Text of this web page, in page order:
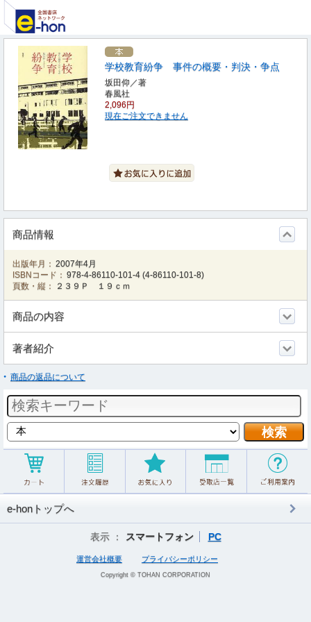
学校教育紛争 事件の概要・判決・争点
坂田仰／著
春風社
2,096円
現在ご注文できません
商品情報
出版年月： 2007年4月
ISBNコード： 978-4-86110-101-4 (4-86110-101-8)
頁数・縦：
２３９Ｐ １９ｃｍ
商品の内容
著者紹介
商品の返品について
e-honトップへ
表示 ： スマートフォン PC
運営会社概要 プライバシーポリシー
Copyright © TOHAN CORPORATION